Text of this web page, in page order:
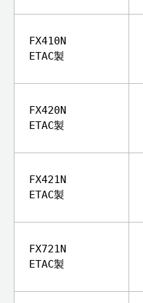
FX410N
ETAC製
FX420N
ETAC製
FX421N
ETAC製
FX721N
ETAC製